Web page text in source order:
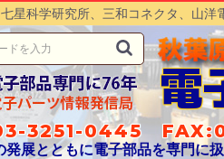
星科学研究所、三和コネクタ、山
電
3251-0445
発展とともに電子部品を専門に